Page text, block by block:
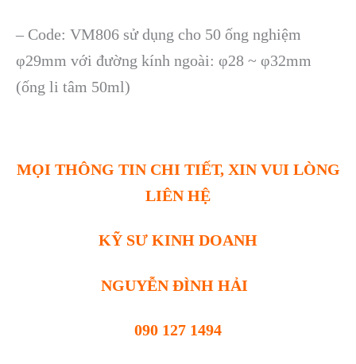
– Code: VM806 sử dụng cho 50 ống nghiệm
φ29mm với đường kính ngoài: φ28 ~ φ32mm
(ống li tâm 50ml)
MỌI THÔNG TIN CHI TIẾT, XIN VUI LÒNG
LIÊN HỆ
KỸ SƯ KINH DOANH
NGUYỄN ĐÌNH HẢI
090 127 1494